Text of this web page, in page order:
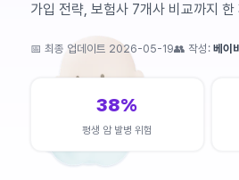
가입 전략, 보험사 7개사 비교까지
📅 최종 업데이트 2026-05-19👥 작성: 베이
38%
평생 암 발병 위험